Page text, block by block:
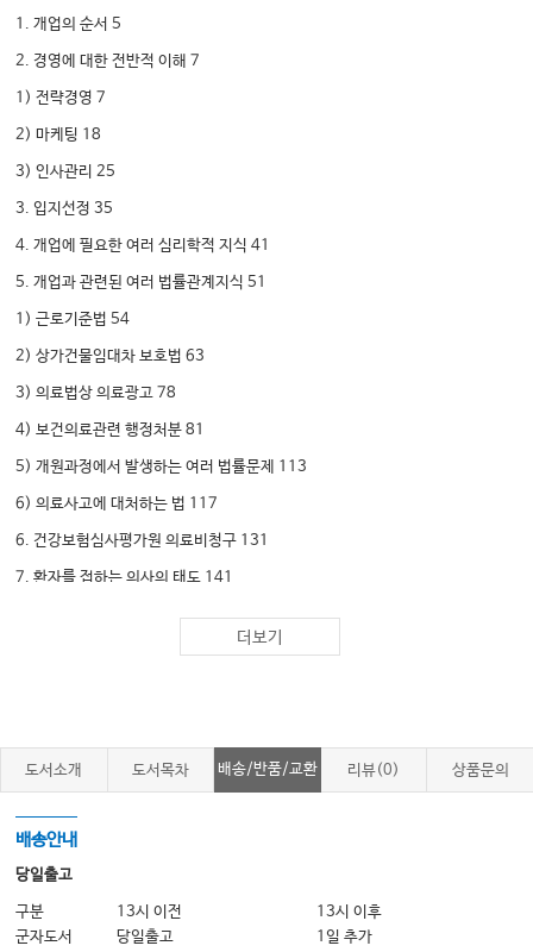
1. 개업의 순서 5
2. 경영에 대한 전반적 이해 7
1) 전략경영 7
2) 마케팅 18
3) 인사관리 25
3. 입지선정 35
4. 개업에 필요한 여러 심리학적 지식 41
5. 개업과 관련된 여러 법률관계지식 51
1) 근로기준법 54
2) 상가건물임대차 보호법 63
3) 의료법상 의료광고 78
4) 보건의료관련 행정처분 81
5) 개원과정에서 발생하는 여러 법률문제 113
6) 의료사고에 대처하는 법 117
6. 건강보험심사평가원 의료비청구 131
7. 환자를 접하는 의사의 태도 141
8. 사회인으로서 의사의 역할과 책임 145
더보기
도서소개 도서목차 배송/반품/교환 리뷰(0) 상품문의
배송안내
당일출고
구분 13시 이전
13시 이후
군자도서
당일출고
1일 추가